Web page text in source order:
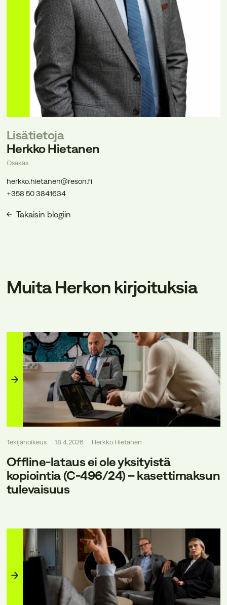
Lisätietoja
Herkko Hietanen
Osakas
herkko.hietanen@reson.fi
+358 50 3841634
Takaisin blogiin
Muita Herkon kirjoituksia
Offline-lataus ei ole yksityistä
kopiointia (C-496/24) – kasettimaksun
tulevaisuus
Tekijänoikeus 18.4.2026 Herkko Hietanen